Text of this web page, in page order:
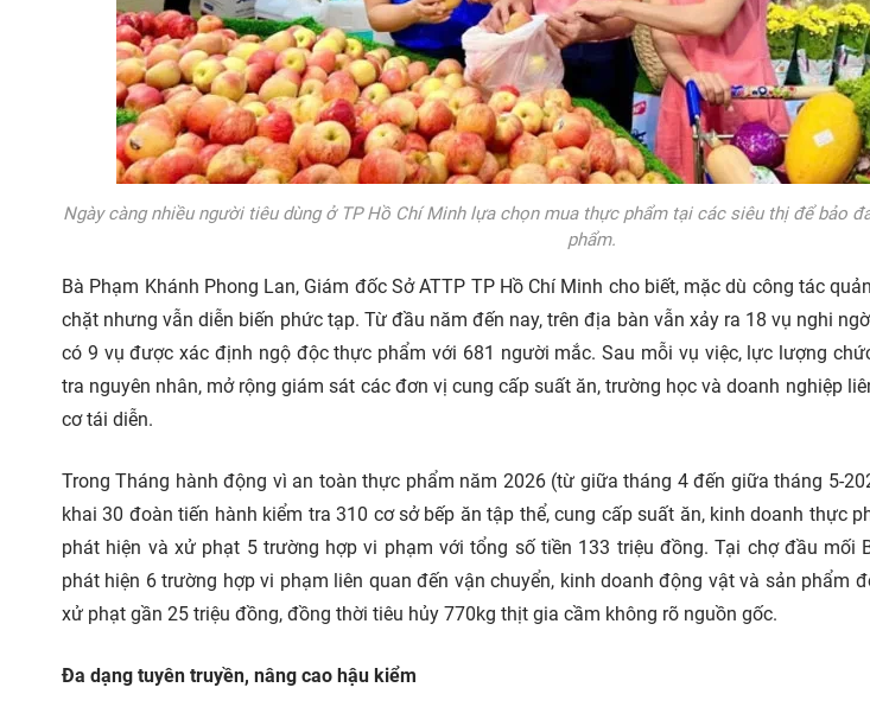
Ngày càng nhiều người tiêu dùng ở TP Hồ Chí Minh lựa chọn mua thực phẩm tại các siêu thị để bảo
phẩm.
Bà Phạm Khánh Phong Lan, Giám đốc Sở ATTP TP Hồ Chí Minh cho biết, mặc dù công tác
chặt nhưng vẫn diễn biến phức tạp. Từ đầu năm đến nay, trên địa bàn vẫn xảy ra 18 vụ nghi
có 9 vụ được xác định ngộ độc thực phẩm với 681 người mắc. Sau mỗi vụ việc, lực lượng
tra nguyên nhân, mở rộng giám sát các đơn vị cung cấp suất ăn, trường học và doanh nghiệp
cơ tái diễn.
Trong Tháng hành động vì an toàn thực phẩm năm 2026 (từ giữa tháng 4 đến giữa tháng 5-
khai 30 đoàn tiến hành kiểm tra 310 cơ sở bếp ăn tập thể, cung cấp suất ăn, kinh doanh thực
phát hiện và xử phạt 5 trường hợp vi phạm với tổng số tiền 133 triệu đồng. Tại chợ đầu mối
phát hiện 6 trường hợp vi phạm liên quan đến vận chuyển, kinh doanh động vật và sản phẩm
xử phạt gần 25 triệu đồng, đồng thời tiêu hủy 770kg thịt gia cầm không rõ nguồn gốc.
Đa dạng tuyên truyền, nâng cao hậu kiểm